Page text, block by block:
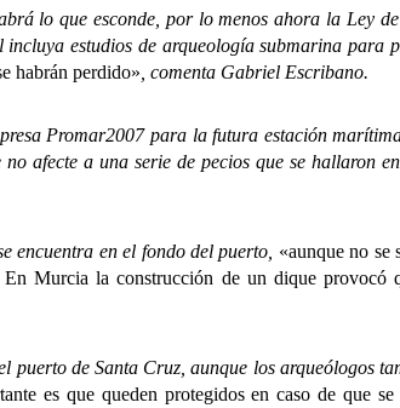
que esconde, por lo menos ahora la Ley de
estudios de arqueología submarina para
habrán perdido» , comenta Gabriel Escribano.
Promar2007 para la futura estación
no afecte a una serie de pecios que se hallaron
en el fondo del puerto, «aunque no se
Murcia la construcción de un dique provocó
de Santa Cruz, aunque los arqueólogos
es que queden protegidos en caso de que